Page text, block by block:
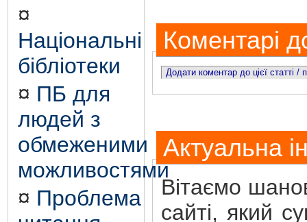
¤
Національні
бібліотеки
¤ ПБ для
людей з
обмеженими
можливостями
¤ Проблема
Коментарі
Додати коментар до цієї статті /
Актуальна
Вітаємо
сайті, який